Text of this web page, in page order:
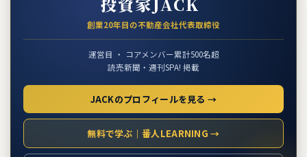
創業20年目の不動産会社代表取締役
運営目 ・ コアメンバー累計500名超
読売新聞・週刊SPA! 掲載
JACKのプロフィールを見る →
無料で学ぶ｜番人LEARNING →